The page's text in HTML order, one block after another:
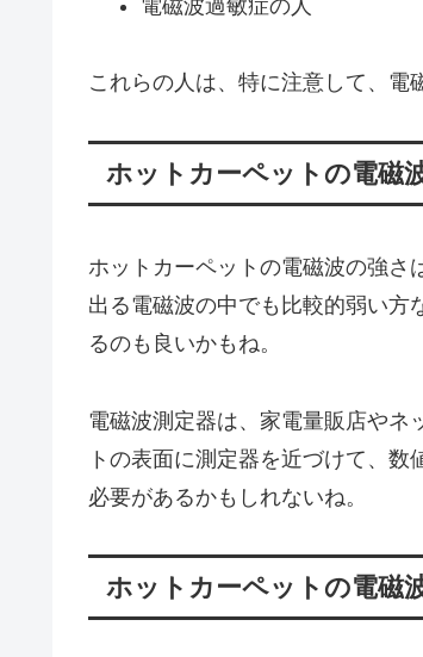
電磁波過敏症の人
これらの人は、特に注意して、電
ホットカーペットの電磁
ホットカーペットの電磁波の強さ
出る電磁波の中でも比較的弱い方
るのも良いかもね。
電磁波測定器は、家電量販店やネ
トの表面に測定器を近づけて、
必要があるかもしれないね。
ホットカーペットの電磁